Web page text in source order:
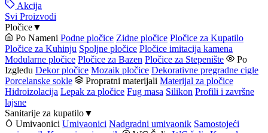
Akcija
Svi Proizvodi
Pločice▼
Po Nameni Podne pločice Zidne pločice Pločice za Kupatilo
Pločice za Kuhinju Spoljne pločice Pločice imitacija kamena
Modularne pločice Pločice za Bazen Pločice za Stepenište
Po
Izgledu Dekor pločice Mozaik pločice Dekorativne pregradne cigle
Porcelanske sokle
Propratni materijali Materijal za pločice
Hidroizolacija Lepak za pločice Fug masa Silikon Profili i završne
lajsne
Sanitarije za kupatilo▼
Umivaonici Umivaonici Nadgradni umivaonik Samostojeći